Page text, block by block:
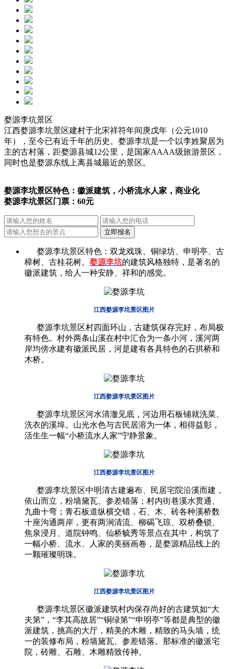
婺源李坑景区
江西婺源李坑景区建村于北宋祥符年间庚戊年（公元1010
年），至今已有近千年的历史。婺源李坑是一个以李姓聚居为
主的古村落，距婺源县城12公里，是国家AAAA级旅游景区，
同时也是婺源东线上离县城最近的景区。
婺源李坑景区特色：徽派建筑，小桥流水人家，商业化
婺源李坑景区门票：60元
婺源李坑景区特色：双龙戏珠、铜绿坊、申明亭、古
樟树、古桂花树。 婺源李坑的建筑风格独特，是著名的
徽派建筑，给人一种安静、祥和的感觉。
江西婺源李坑景区图片
婺源李坑景区村四面环山，古建筑保存完好，布局极
有特色。村外两条山溪在村中汇合为一条小河，溪河两
岸均傍水建有徽派民居，河是建有各具特色的石拱桥和
木桥。
江西婺源李坑景区图片
婺源李坑景区河水清澈见底，河边用石板铺就洗菜、
洗衣的溪埠。山光水色与古民居溶为一体，相得益彰，
活生生一幅“小桥流水人家”宁静景象。
江西婺源李坑景区图片
婺源李坑景区中明清古建遍布、民居宅院沿溪而建，
依山而立，粉墙黛瓦、参差错落；村内街巷溪水贯通、
九曲十弯；青石板道纵横交错，石、木、砖各种溪桥数
十座沟通两岸，更有两涧清流、柳碣飞琼、双桥叠锁、
焦泉浸月、道院钟鸣、仙桥毓秀等景点在其中，构筑了
一幅小桥、流水、人家的美丽画卷，是婺源精品线上的
一颗璀璨明珠。
江西婺源李坑景区图片
婺源李坑景区徽派建筑村内保存尚好的古建筑如“大
夫第”，“李其高故居”“铜绿第”“申明亭”等都是典型的徽
派建筑，挑高的大厅，精美的木雕，精致的马头墙，统
一的装修布局，粉墙黛瓦、参差错落。那标准的徽派宅
院，砖雕、石雕、木雕精致传神。